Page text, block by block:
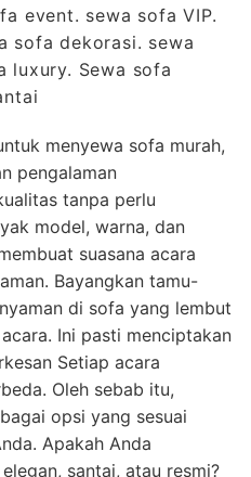
event. sewa sofa VIP.
sofa dekorasi. sewa
luxury. Sewa sofa
menyewa sofa murah,
pengalaman
tanpa perlu
model, warna, dan
suasana acara
Bayangkan tamu-
di sofa yang lembut
Ini pasti menciptakan
Setiap acara
Oleh sebab itu,
opsi yang sesuai
Apakah Anda
santai, atau resmi?